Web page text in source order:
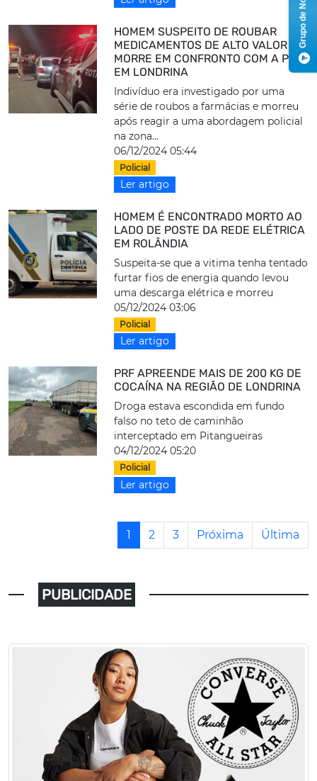
HOMEM SUSPEITO DE ROUBAR
MEDICAMENTOS DE ALTO VALOR
MORRE EM CONFRONTO COM A PM
EM LONDRINA
Indivíduo era investigado por uma
série de roubos a farmácias e morreu
após reagir a uma abordagem policial
na zona...
06/12/2024 05:44
Policial
Ler artigo
HOMEM É ENCONTRADO MORTO AO
LADO DE POSTE DA REDE ELÉTRICA
EM ROLÂNDIA
Suspeita-se que a vitima tenha tentado
furtar fios de energia quando levou
uma descarga elétrica e morreu
05/12/2024 03:06
Policial
Ler artigo
PRF APREENDE MAIS DE 200 KG DE
COCAÍNA NA REGIÃO DE LONDRINA
Droga estava escondida em fundo
falso no teto de caminhão
interceptado em Pitangueiras
04/12/2024 05:20
Policial
Ler artigo
1 2 3 Próxima Última
PUBLICIDADE